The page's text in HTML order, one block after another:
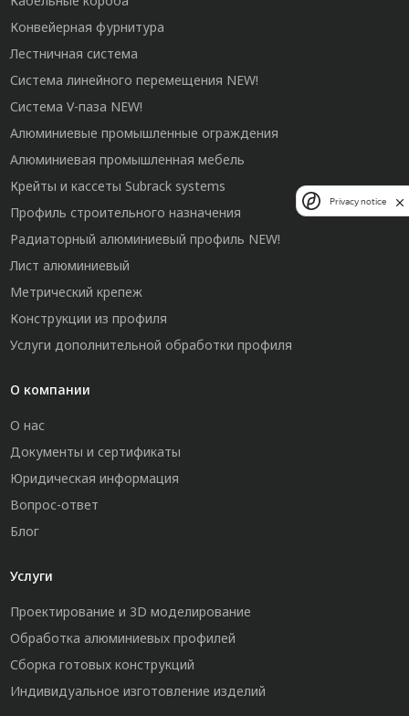
Конвейерная фурнитура
Лестничная система
Система линейного перемещения NEW!
Система V-паза NEW!
Алюминиевые промышленные ограждения
Алюминиевая промышленная мебель
Крейты и кассеты Subrack systems
Профиль строительного назначения
Радиаторный алюминиевый профиль NEW!
Лист алюминиевый
Метрический крепеж
Конструкции из профиля
Услуги дополнительной обработки профиля
О компании
О нас
Документы и сертификаты
Юридическая информация
Вопрос-ответ
Блог
Услуги
Проектирование и 3D моделирование
Обработка алюминиевых профилей
Сборка готовых конструкций
Индивидуальное изготовление изделий
Privacy notice